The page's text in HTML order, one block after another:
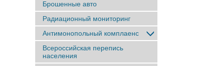
Брошенные авто
Радиационный мониторинг
Антимонопольный комплаенс
Всероссийская перепись
населения